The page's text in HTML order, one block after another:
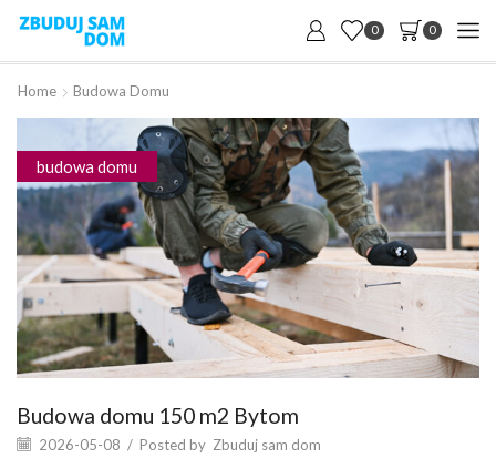
0 0
Home Budowa Domu
budowa domu
Budowa domu 150 m2 Bytom
2026-05-08 / Posted by Zbuduj sam dom